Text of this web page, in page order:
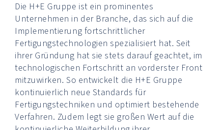
Die H+E Gruppe ist ein prominentes
Unternehmen in der Branche, das sich auf die
Implementierung fortschrittlicher
Fertigungstechnologien spezialisiert hat. Seit
ihrer Gründung hat sie stets darauf geachtet, im
technologischen Fortschritt an vorderster Front
mitzuwirken. So entwickelt die H+E Gruppe
kontinuierlich neue Standards für
Fertigungstechniken und optimiert bestehende
Verfahren. Zudem legt sie großen Wert auf die